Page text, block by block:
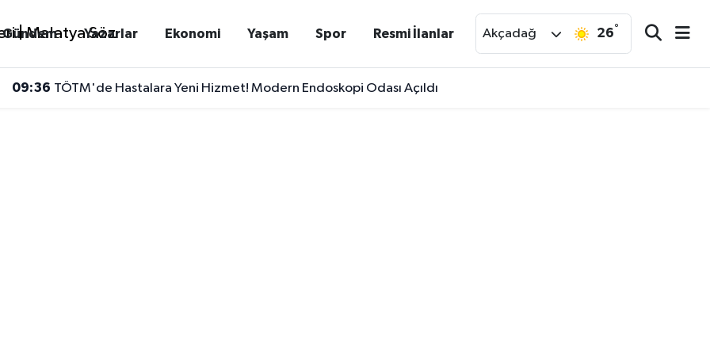
Gündem Yazarlar Ekonomi Yaşam Spor Resmi İlanlar Akçadağ 26°
09:36 TÖTM'de Hastalara Yeni Hizmet! Modern Endoskopi Odası Açıldı